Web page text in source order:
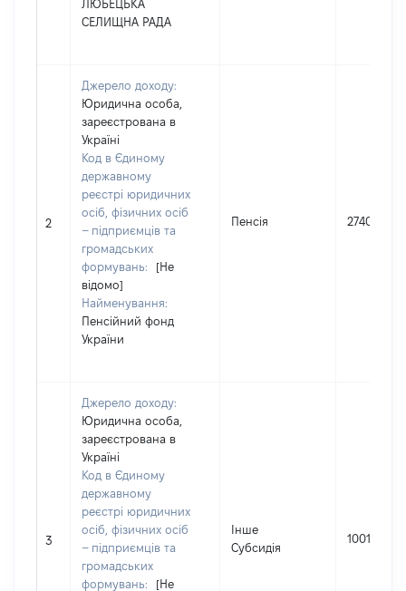
ЛЮБЕЦЬКА
СЕЛИЩНА РАДА
2
Джерело доходу:
Юридична особа,
зареєстрована в
Україні
Код в Єдиному
державному
реєстрі юридичних
осіб, фізичних осіб
– підприємців та
громадських
формувань:
[Не
відомо]
Найменування:
Пенсійний фонд
України
Пенсія 274000
3
Джерело доходу:
Юридична особа,
зареєстрована в
Україні
Код в Єдиному
державному
реєстрі юридичних
осіб, фізичних осіб
– підприємців та
громадських
формувань:
[Не
Інше
Субсидія
10018